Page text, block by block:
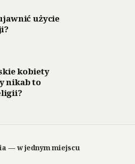
użycie
kobiety
nikab to
— w jednym miejscu